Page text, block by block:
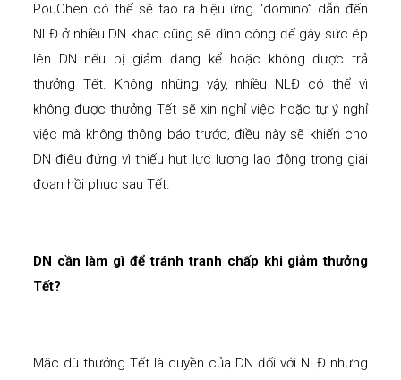
PouChen có thể sẽ tạo ra hiệu ứng “domino” dẫn đến
NLĐ ở nhiều DN khác cũng sẽ đình công để gây sức ép
lên DN nếu bị giảm đáng kể hoặc không được trả
thưởng Tết. Không những vậy, nhiều NLĐ có thể vì
không được thưởng Tết sẽ xin nghỉ việc hoặc tự ý nghỉ
việc mà không thông báo trước, điều này sẽ khiến cho
DN điêu đứng vì thiếu hụt lực lượng lao động trong giai
đoạn hồi phục sau Tết.
DN cần làm gì để tránh tranh chấp khi giảm thưởng
Tết?
Mặc dù thưởng Tết là quyền của DN đối với NLĐ nhưng